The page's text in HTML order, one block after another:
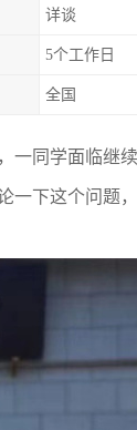
详谈
5个工作日
全国
一同学面临继
一下这个问题